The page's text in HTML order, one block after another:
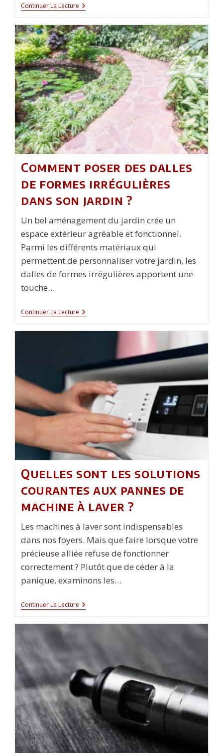
Continuer La Lecture Sécurité :
Quel
De
Serrure
Choisir
Pour
Sa
Porte
D’entrée ?
Comment poser des dalles
de formes irrégulières
dans son jardin ?
Un bel aménagement du jardin crée un
espace extérieur agréable et fonctionnel.
Parmi les différents matériaux qui
permettent de personnaliser votre jardin, les
dalles de formes irrégulières apportent une
touche…
Continuer La Lecture Comment
Poser
Irrégulières
Dans
Son
Jardin
?
Quelles sont les solutions
courantes aux pannes de
machine à laver ?
Les machines à laver sont indispensables
dans nos foyers. Mais que faire lorsque votre
précieuse alliée refuse de fonctionner
correctement ? Plutôt que de céder à la
panique, examinons les…
Continuer La Lecture Quelles
Sont
Aux
Pannes
De
Machine
À
Laver